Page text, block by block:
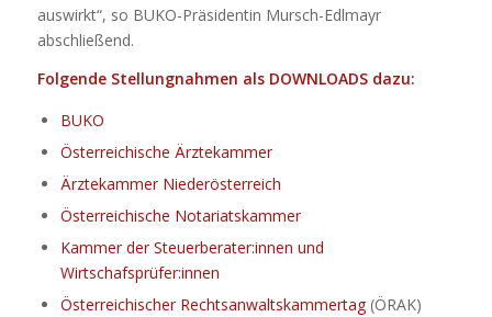
auswirkt“, so BUKO-Präsidentin Mursch-Edlmayr
abschließend.
Folgende Stellungnahmen als DOWNLOADS dazu:
BUKO
Österreichische Ärztekammer
Ärztekammer Niederösterreich
Österreichische Notariatskammer
Kammer der Steuerberater:innen und
Wirtschafsprüfer:innen
Österreichischer Rechtsanwaltskammertag(ÖRAK)